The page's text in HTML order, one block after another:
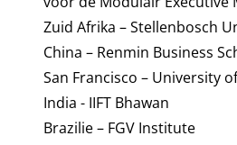
Zuid Afrika – Stellenbosch
China – Renmin Business
San Francisco – University
India - IIFT Bhawan
Brazilie – FGV Institute